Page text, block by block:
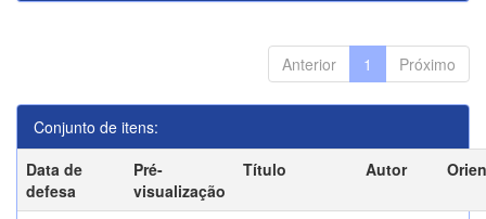
Anterior 1 Próximo
Conjunto de itens:
Data de
defesa
Pré-
visualização
Título Autor